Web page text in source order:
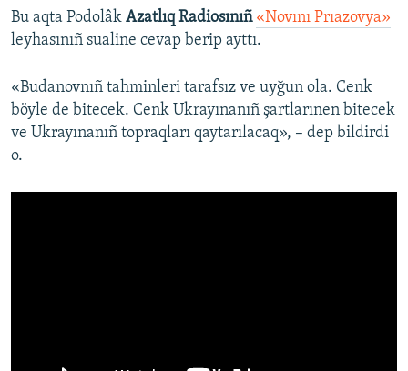
Bu aqta Podolâk Azatlıq Radiosınıñ «Novını Prıazovya»
leyhasınıñ sualine cevap berip ayttı.
«Budanovnıñ tahminleri tarafsız ve uyğun ola. Cenk
böyle de bitecek. Cenk Ukrayınanıñ şartlarınen bitecek
ve Ukrayınanıñ topraqları qaytarılacaq», – dep bildirdi
o.